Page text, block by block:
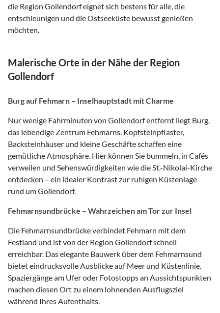
die Region Gollendorf eignet sich bestens für alle, die
entschleunigen und die Ostseeküste bewusst genießen
möchten.
Malerische Orte in der Nähe der Region
Gollendorf
Burg auf Fehmarn – Inselhauptstadt mit Charme
Nur wenige Fahrminuten von Gollendorf entfernt liegt Burg,
das lebendige Zentrum Fehmarns. Kopfsteinpflaster,
Backsteinhäuser und kleine Geschäfte schaffen eine
gemütliche Atmosphäre. Hier können Sie bummeln, in Cafés
verweilen und Sehenswürdigkeiten wie die St.-Nikolai-Kirche
entdecken – ein idealer Kontrast zur ruhigen Küstenlage
rund um Gollendorf.
Fehmarnsundbrücke – Wahrzeichen am Tor zur Insel
Die Fehmarnsundbrücke verbindet Fehmarn mit dem
Festland und ist von der Region Gollendorf schnell
erreichbar. Das elegante Bauwerk über dem Fehmarnsund
bietet eindrucksvolle Ausblicke auf Meer und Küstenlinie.
Spaziergänge am Ufer oder Fotostopps an Aussichtspunkten
machen diesen Ort zu einem lohnenden Ausflugsziel
während Ihres Aufenthalts.